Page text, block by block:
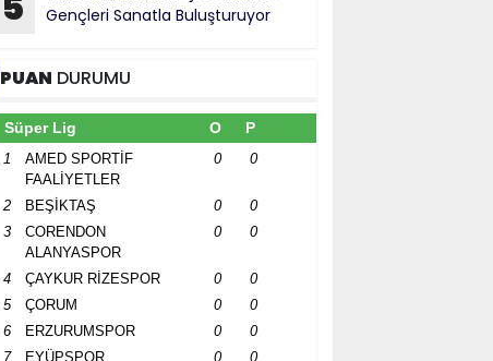
Gençleri Sanatla Buluşturuyor
PUAN DURUMU
Süper Lig O P
1
AMED SPORTİF
FAALİYETLER
0 0
2 BEŞİKTAŞ 0
0
3
CORENDON
ALANYASPOR
0 0
4 ÇAYKUR RİZESPOR 0
0
5
ÇORUM 0
0
6
ERZURUMSPOR 0
0
7
EYÜPSPOR 0
0